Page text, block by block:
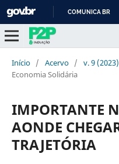
COMUNICA BR
Início / Acervo / v. 9
Economia Solidária
IMPORTANTE
AONDE
TRAJETÓRIA